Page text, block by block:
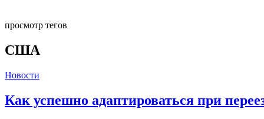
просмотр тегов
США
Новости
Как успешно адаптироваться при